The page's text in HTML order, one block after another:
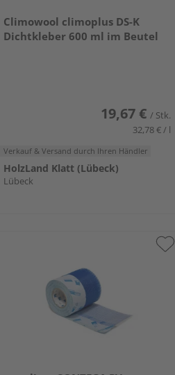
Climowool climoplus DS-K
Dichtkleber 600 ml im Beutel
19,67 € / Stk.
32,78 € / l
Verkauf & Versand durch Ihren Händler
HolzLand Klatt (Lübeck)
Lübeck